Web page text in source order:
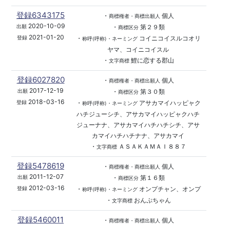
登録6343175
出願2020-10-09
登録 2021-01-20
・ 商標権者・商標出願人 個人
・ 商標区分第２９類
・ 称呼(呼称)・ネーミングコイニコイスルコオリ
ヤマ、コイニコイスル
・ 文字商標鯉に恋する郡山
登録6027820
出願 2017-12-19
登録 2018-03-16
・ 商標権者・商標出願人 個人
・ 商標区分第３０類
・ 称呼(呼称)・ネーミングアサカマイハッピャク
ハチジューシチ、アサカマイハッピャクハチ
ジューナナ、アサカマイハチハチシチ、アサ
カマイハチハチナナ、アサカマイ
・ 文字商標ＡＳＡＫＡＭＡＩ８８７
登録5478619
出願 2011-12-07
登録2012-03-16
・ 商標権者・商標出願人 個人
・ 商標区分第１６類
・ 称呼(呼称)・ネーミングオンプチャン、オンプ
・ 文字商標おんぷちゃん
登録5460011 ・ 商標権者・商標出願人 個人